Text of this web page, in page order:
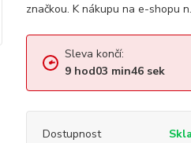
značkou. K nákupu na e-shopu
Sleva končí:
9hod03 min45sek
Dostupnost